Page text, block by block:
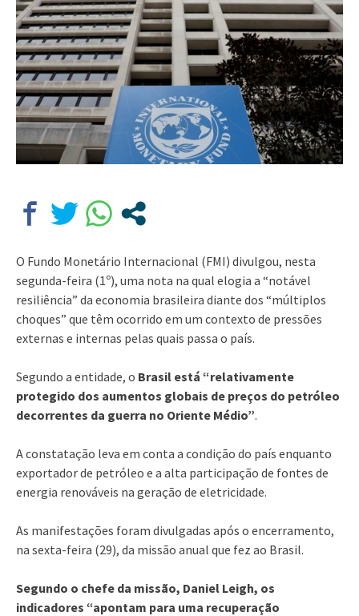
O Fundo Monetário Internacional (FMI) divulgou, nesta
segunda-feira (1º), uma nota na qual elogia a “notável
resiliência” da economia brasileira diante dos “múltiplos
choques” que têm ocorrido em um contexto de pressões
externas e internas pelas quais passa o país.
Segundo a entidade, o Brasil está “relativamente
protegido dos aumentos globais de preços do petróleo
decorrentes da guerra no Oriente Médio”.
A constatação leva em conta a condição do país enquanto
exportador de petróleo e a alta participação de fontes de
energia renováveis na geração de eletricidade.
As manifestações foram divulgadas após o encerramento,
na sexta-feira (29), da missão anual que fez ao Brasil.
Segundo o chefe da missão, Daniel Leigh, os
indicadores “apontam para uma recuperação